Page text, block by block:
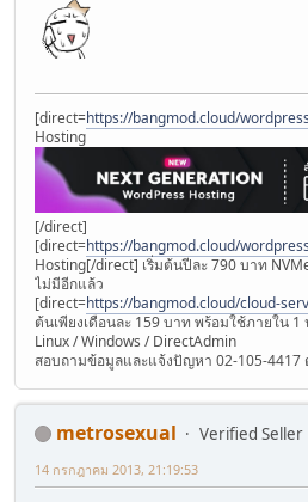
[direct=https://bangmod.cloud/
Hosting
[/direct]
[direct=https://bangmod.cloud/
Hosting[/direct] เริ่มต้นปีละ 790 บาท
ไม่มีอีกแล้ว
[direct=https://bangmod.cloud/cloud-
ต้นเพียงเดือนละ 159 บาท พร้อมใช้ภายใน
Linux / Windows / DirectAdmin
สอบถามข้อมูลและแจ้งปัญหา 02-105-4417
metrosexual
Verified Seller
14 กรกฎาคม 2013, 21:19:53